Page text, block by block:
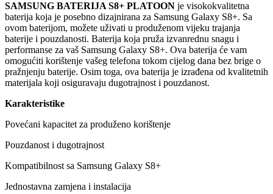
SAMSUNG BATERIJA S8+ PLATOON je visokokvalitetna
baterija koja je posebno dizajnirana za Samsung Galaxy S8+. Sa
ovom baterijom, možete uživati u produženom vijeku trajanja
baterije i pouzdanosti. Baterija koja pruža izvanrednu snagu i
performanse za vaš Samsung Galaxy S8+. Ova baterija će vam
omogućiti korištenje vašeg telefona tokom cijelog dana bez brige o
pražnjenju baterije. Osim toga, ova baterija je izrađena od kvalitetnih
materijala koji osiguravaju dugotrajnost i pouzdanost.
Karakteristike
Povećani kapacitet za produženo korištenje
Pouzdanost i dugotrajnost
Kompatibilnost sa Samsung Galaxy S8+
Jednostavna zamjena i instalacija